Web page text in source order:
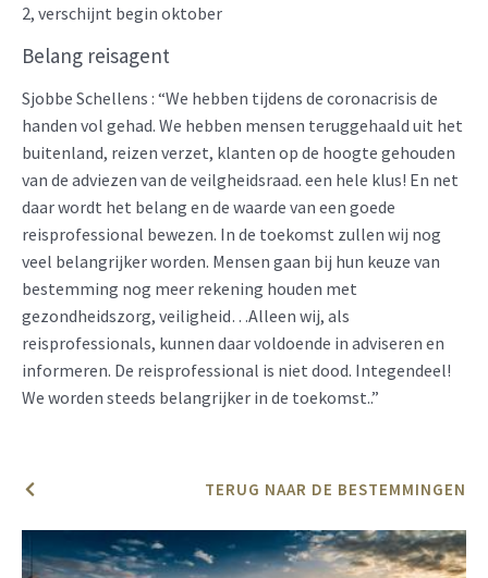
2, verschijnt begin oktober
Belang reisagent
Sjobbe Schellens : “We hebben tijdens de coronacrisis de
handen vol gehad. We hebben mensen teruggehaald uit het
buitenland, reizen verzet, klanten op de hoogte gehouden
van de adviezen van de veilgheidsraad. een hele klus! En net
daar wordt het belang en de waarde van een goede
reisprofessional bewezen. In de toekomst zullen wij nog
veel belangrijker worden. Mensen gaan bij hun keuze van
bestemming nog meer rekening houden met
gezondheidszorg, veiligheid…Alleen wij, als
reisprofessionals, kunnen daar voldoende in adviseren en
informeren. De reisprofessional is niet dood. Integendeel!
We worden steeds belangrijker in de toekomst..”
TERUG NAAR DE BESTEMMINGEN